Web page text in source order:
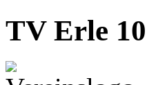
TV Erle 10